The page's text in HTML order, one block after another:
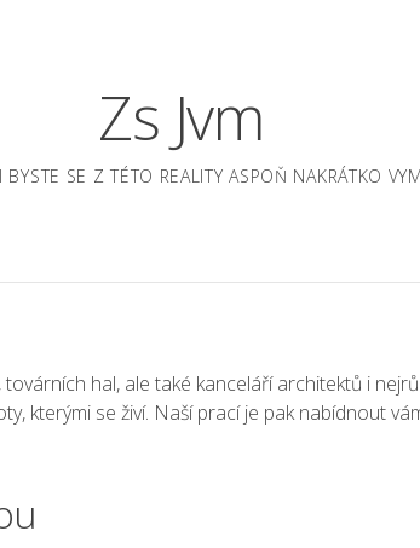
Zs Jvm
SE Z TÉTO REALITY ASPOŇ NAKRÁTKO
hal, ale také kanceláří architektů i
kterými se živí. Naší prací je pak nabídnout